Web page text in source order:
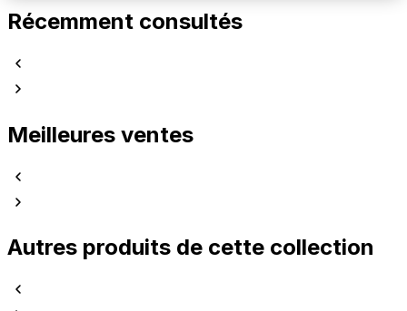
Récemment consultés
Meilleures ventes
Autres produits de cette collection